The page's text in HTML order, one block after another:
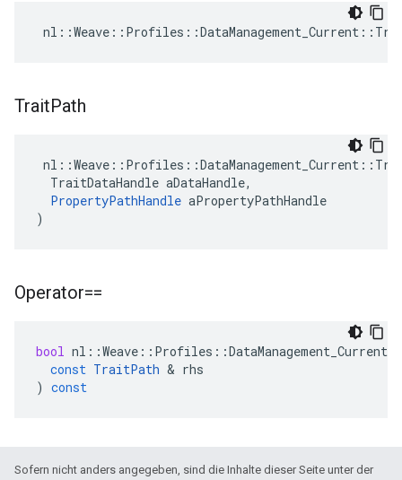
TraitPath
  TraitDataHandle aDataHandle,
PropertyPathHandle aPropertyPathHandle
)
Operator==
bool nl ::Weave :: Profiles ::DataManagement_Current
const TraitPath & rhs
) const
Sofern nicht anders angegeben, sind die Inhalte dieser Seite unter der